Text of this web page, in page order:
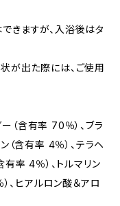
きますが、入浴後はタ
が出た際には、ご使用
（含有率 70％）、ブラ
（含有率 4％）、テラヘ
率 4％）、トルマリン
、ヒアルロン酸＆アロ